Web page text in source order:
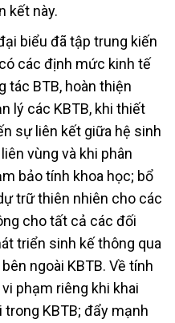
kết này.
biểu đã tập trung kiến
các định mức kinh tế
tác BTB, hoàn thiện
lý các KBTB, khi thiết
sự liên kết giữa hệ sinh
vùng và khi phân
bảo tính khoa học; bổ
trữ thiên nhiên cho các
cho tất cả các đối
triển sinh kế thông qua
ngoài KBTB. Về tính
phạm riêng khi khai
KBTB; đẩy mạnh